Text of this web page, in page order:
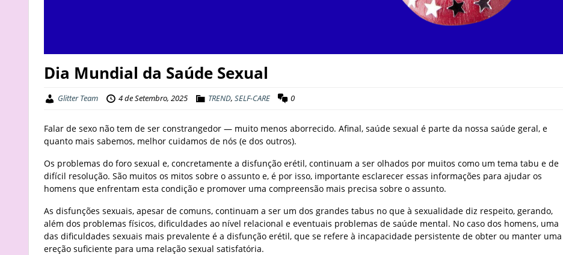
Dia Mundial da Saúde Sexual
Glitter Team 4 de Setembro, 2025 TREND, SELF-CARE 0
Falar de sexo não tem de ser constrangedor — muito menos aborrecido. Afinal, saúde sexual é parte da nossa saúde geral, e
quanto mais sabemos, melhor cuidamos de nós (e dos outros).
Os problemas do foro sexual e, concretamente a disfunção erétil, continuam a ser olhados por muitos como um tema tabu e de
difícil resolução. São muitos os mitos sobre o assunto e, é por isso, importante esclarecer essas informações para ajudar os
homens que enfrentam esta condição e promover uma compreensão mais precisa sobre o assunto.
As disfunções sexuais, apesar de comuns, continuam a ser um dos grandes tabus no que à sexualidade diz respeito, gerando,
além dos problemas físicos, dificuldades ao nível relacional e eventuais problemas de saúde mental. No caso dos homens, uma
das dificuldades sexuais mais prevalente é a disfunção erétil, que se refere à incapacidade persistente de obter ou manter uma
ereção suficiente para uma relação sexual satisfatória.